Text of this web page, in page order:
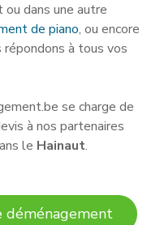
dans une autre
de piano, ou encore
répondons à tous vos
se charge de
à nos partenaires
le Hainaut.
déménagement